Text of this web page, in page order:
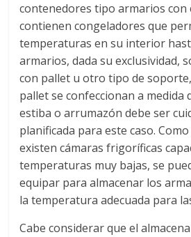
contenedores tipo armarios con
contienen congeladores que
temperaturas en su interior
armarios, dada su exclusividad,
con pallet u otro tipo de
pallet se confeccionan a medida
estiba o arrumazón debe ser
planificada para este caso.
existen cámaras frigoríficas
temperaturas muy bajas, se
equipar para almacenar los
la temperatura adecuada para
Cabe considerar que el